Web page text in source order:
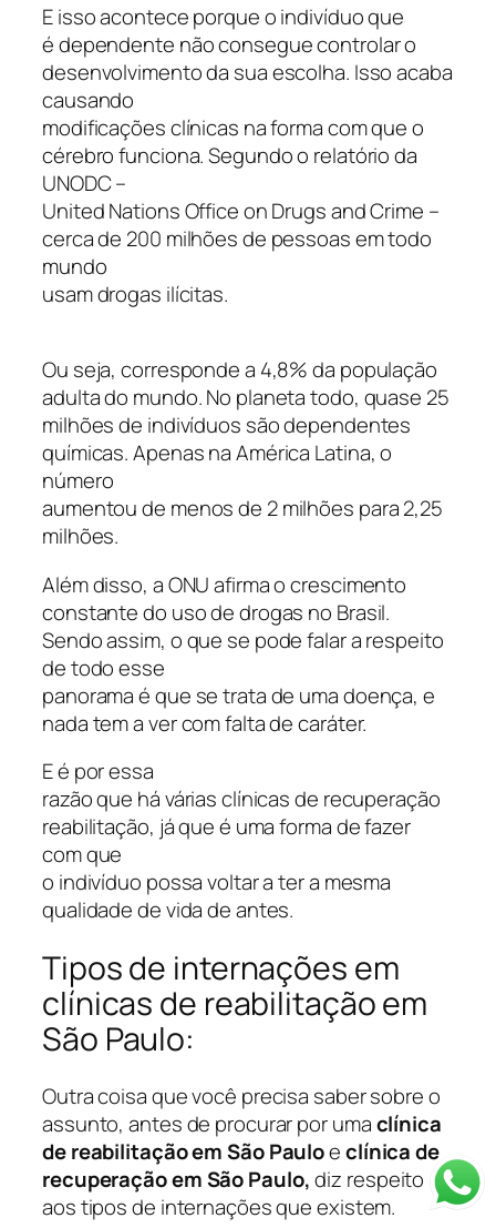
E isso acontece porque o indivíduo que
é dependente não consegue controlar o
desenvolvimento da sua escolha. Isso acaba
causando
modificações clínicas na forma com que o
cérebro funciona. Segundo o relatório da
UNODC –
United Nations Office on Drugs and Crime –
cerca de 200 milhões de pessoas em todo
mundo
usam drogas ilícitas.
Ou seja, corresponde a 4,8% da população
adulta do mundo. No planeta todo, quase 25
milhões de indivíduos são dependentes
químicas. Apenas na América Latina, o
número
aumentou de menos de 2 milhões para 2,25
milhões.
Além disso, a ONU afirma o crescimento
constante do uso de drogas no Brasil.
Sendo assim, o que se pode falar a respeito
de todo esse
panorama é que se trata de uma doença, e
nada tem a ver com falta de caráter.
E é por essa
razão que há várias clínicas de recuperação
reabilitação, já que é uma forma de fazer
com que
o indivíduo possa voltar a ter a mesma
qualidade de vida de antes.
Tipos de internações em
clínicas de reabilitação em
São Paulo:
Outra coisa que você precisa saber sobre o
assunto, antes de procurar por umaclínica
de reabilitação em São Pauloeclínica de
recuperação em São Paulo,diz respeito
aos tipos de internações que existem.